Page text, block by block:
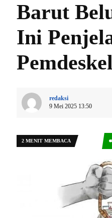
Barut
Ini
Pemdeskel
redaksi
9 Mei 2025 13:50
2 MENIT MEMBACA